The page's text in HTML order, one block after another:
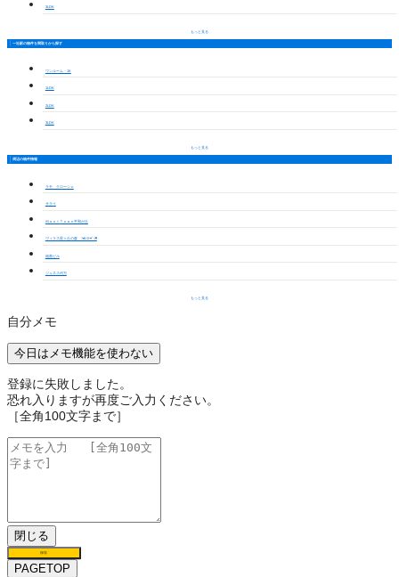
3LDK
もっと見る
一社駅の物件を間取りから探す
ワンルーム・1K
1LDK
2LDK
3LDK
もっと見る
周辺の物件情報
ラモ クローシェ
サライ
ＭａｓｔＴｏｗｎ平和が丘
ヴィラス星ヶ丘の森 ﾌｫﾚｽﾄｳﾞｨﾗ
福善ビル
ジュネス代万
もっと見る
自分メモ
今日はメモ機能を使わない
登録に失敗しました。
恐れ入りますが再度ご入力ください。
［全角100文字まで］
閉じる
保存
PAGETOP